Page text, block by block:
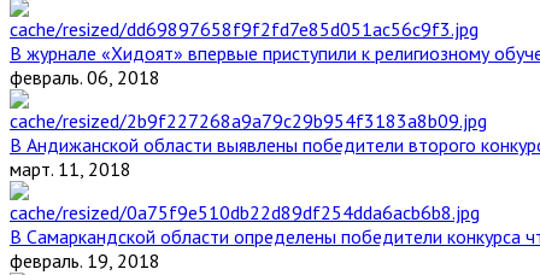
В журнале «Хидоят» впервые приступили к религиозному
февраль. 06, 2018
В Андижанской области выявлены победители второго
март. 11, 2018
В Самаркандской области определены победители конкурса
февраль. 19, 2018